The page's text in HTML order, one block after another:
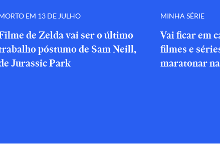
EM 13 DE JULHO
de Zelda vai ser o último
póstumo de Sam Neill,
Jurassic Park
MINHA SÉRIE
Vai ficar em
filmes e
maratonar